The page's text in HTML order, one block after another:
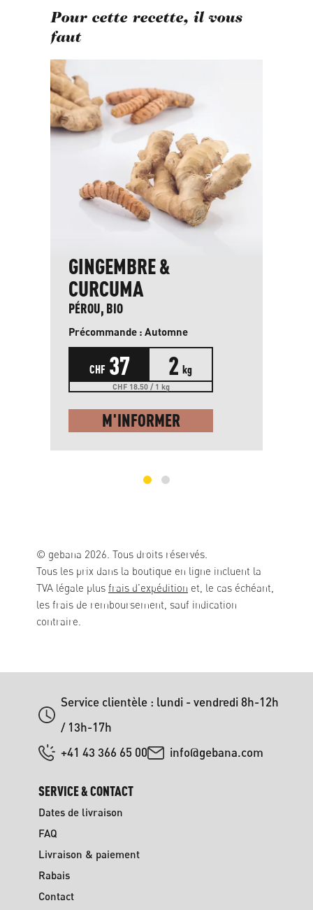
Pour cette recette, il vous
faut
GINGEMBRE &
CURCUMA
PÉROU, BIO
Précommande : Automne
CHF 37 2 kg
CHF 18.50 / 1 kg
M'INFORMER
© gebana 2026. Tous droits réservés.
Tous les prix dans la boutique en ligne incluent la
TVA légale plus frais d'expédition et, le cas échéant,
les frais de remboursement, sauf indication
contraire.
Service clientèle : lundi - vendredi 8h-12h
/ 13h-17h
+41 43 366 65 00
info@gebana.com
SERVICE & CONTACT
Dates de livraison
FAQ
Livraison & paiement
Rabais
Contact